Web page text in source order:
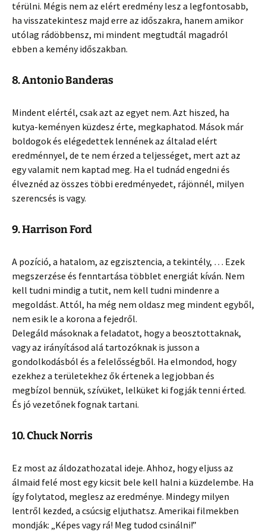
térülni. Mégis nem az elért eredmény lesz a legfontosabb,
ha visszatekintesz majd erre az időszakra, hanem amikor
utólag rádöbbensz, mi mindent megtudtál magadról
ebben a kemény időszakban.
8. Antonio Banderas
Mindent elértél, csak azt az egyet nem. Azt hiszed, ha
kutya-keményen küzdesz érte, megkaphatod. Mások már
boldogok és elégedettek lennének az általad elért
eredménnyel, de te nem érzed a teljességet, mert azt az
egy valamit nem kaptad meg. Ha el tudnád engedni és
élveznéd az összes többi eredményedet, rájönnél, milyen
szerencsés is vagy.
9. Harrison Ford
A pozíció, a hatalom, az egzisztencia, a tekintély, … Ezek
megszerzése és fenntartása többlet energiát kíván. Nem
kell tudni mindig a tutit, nem kell tudni mindenre a
megoldást. Attól, ha még nem oldasz meg mindent egyből,
nem esik le a korona a fejedről.
Delegáld másoknak a feladatot, hogy a beosztottaknak,
vagy az irányításod alá tartozóknak is jusson a
gondolkodásból és a felelősségből. Ha elmondod, hogy
ezekhez a területekhez ők értenek a legjobban és
megbízol bennük, szívüket, lelküket ki fogják tenni érted.
És jó vezetőnek fognak tartani.
10. Chuck Norris
Ez most az áldozathozatal ideje. Ahhoz, hogy eljuss az
álmaid felé most egy kicsit bele kell halni a küzdelembe. Ha
így folytatod, meglesz az eredménye. Mindegy milyen
lentről kezded, a csúcsig eljuthatsz. Amerikai filmekben
mondják: „Képes vagy rá! Meg tudod csinálni!”